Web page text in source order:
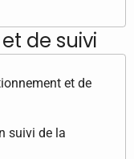
de suivi
et de
suivi de la